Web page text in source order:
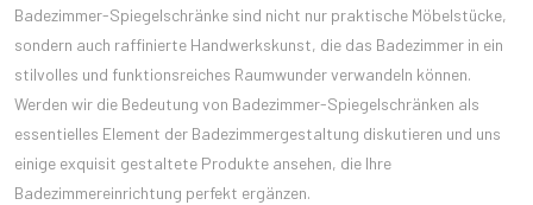
Badezimmer-Spiegelschränke sind nicht nur praktische Möbelstücke,
sondern auch raffinierte Handwerkskunst, die das Badezimmer in ein
stilvolles und funktionsreiches Raumwunder verwandeln können.
Werden wir die Bedeutung von Badezimmer-Spiegelschränken als
essentielles Element der Badezimmergestaltung diskutieren und uns
einige exquisit gestaltete Produkte ansehen, die Ihre
Badezimmereinrichtung perfekt ergänzen.